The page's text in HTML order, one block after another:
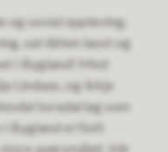
og sosial oppleving.
sat låtten laust og
i Bygland! Med
Lindaas, og ikkje
toradarlag som
i Bygland ei flott
spørsmålet: blir